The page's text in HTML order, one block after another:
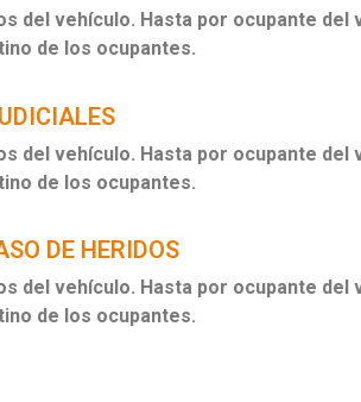
del vehículo. Hasta por ocupante
de los ocupantes.
del vehículo. Hasta por ocupante
de los ocupantes.
DE HERIDOS
del vehículo. Hasta por ocupante
de los ocupantes.